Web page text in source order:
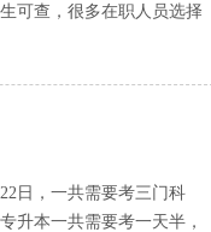
可查，很多在职人员选择
日，一共需要考三门科
升本一共需要考一天半，